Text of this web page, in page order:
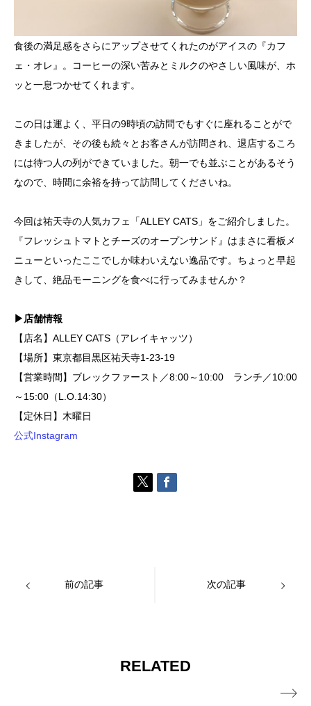
食後の満足感をさらにアップさせてくれたのがアイスの『カフ
ェ・オレ』。コーヒーの深い苦みとミルクのやさしい風味が、ホ
ッと一息つかせてくれます。
この日は運よく、平日の9時頃の訪問でもすぐに座れることがで
きましたが、その後も続々とお客さんが訪問され、退店するころ
には待つ人の列ができていました。朝一でも並ぶことがあるそう
なので、時間に余裕を持って訪問してくださいね。
今回は祐天寺の人気カフェ「ALLEY CATS」をご紹介しました。
『フレッシュトマトとチーズのオープンサンド』はまさに看板メ
ニューといったここでしか味わいえない逸品です。ちょっと早起
きして、絶品モーニングを食べに行ってみませんか？
▶店舗情報
【店名】ALLEY CATS（アレイキャッツ）
【場所】東京都目黒区祐天寺1-23-19
【営業時間】ブレックファースト／8:00～10:00 ランチ／10:00
～15:00（L.O.14:30）
【定休日】木曜日
公式Instagram
前の記事 次の記事
RELATED
